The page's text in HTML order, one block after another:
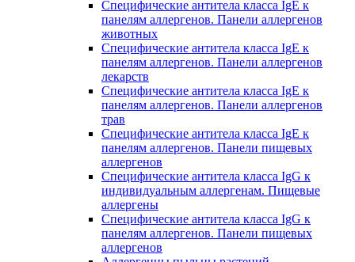
Специфические антитела класса IgE к
панелям аллергенов. Панели аллергенов
животных
Специфические антитела класса IgE к
панелям аллергенов. Панели аллергенов
лекарств
Специфические антитела класса IgE к
панелям аллергенов. Панели аллергенов
трав
Специфические антитела класса IgE к
панелям аллергенов. Панели пищевых
аллергенов
Специфические антитела класса IgG к
индивидуальным аллергенам. Пищевые
аллергены
Специфические антитела класса IgG к
панелям аллергенов. Панели пищевых
аллергенов